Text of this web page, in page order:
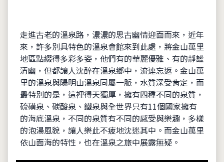
走進古老的溫泉路，濃濃的思古幽情迎面而來，近年
來，許多別具特色的溫泉會館來到此處，將金山萬里
地區點綴得多彩多姿，他們有的華麗優雅、有的靜謐
清幽，但都讓人沈醉在溫泉鄉中，流連忘返。金山萬
里的溫泉與陽明山溫泉同屬一脈，水質深受肯定，而
最特別的是，這裡得天獨厚，擁有四種不同的泉質，
硫磺泉、碳酸泉、鐵泉與全世界只有11個國家擁有
的海底溫泉，不同的泉質有不同的感受與樂趣，多樣
的泡湯風貌，讓人樂此不疲地沈迷其中。而金山萬里
依山面海的特性，也在溫泉之旅中展露無疑。